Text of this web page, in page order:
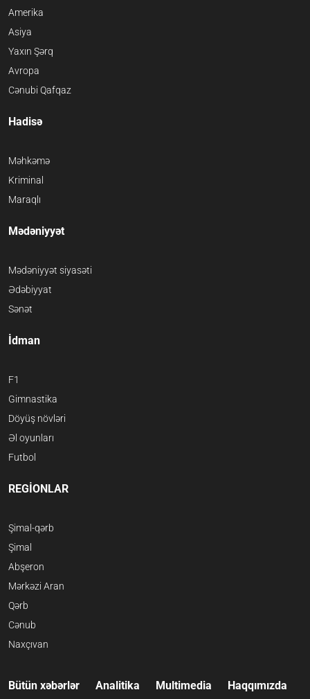
Amerika
Asiya
Yaxın Şərq
Avropa
Cənubi Qafqaz
Hadisə
Məhkəmə
Kriminal
Maraqlı
Mədəniyyət
Mədəniyyət siyasəti
Ədəbiyyat
Sənət
İdman
F1
Gimnastika
Döyüş növləri
Əl oyunları
Futbol
REGİONLAR
Şimal-qərb
Şimal
Abşeron
Mərkəzi Aran
Qərb
Cənub
Naxçıvan
Bütün xəbərlər Analitika Multimedia Haqqımızda